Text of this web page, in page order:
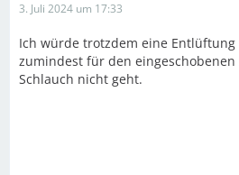
3. Juli 2024 um 17:33
Ich würde trotzdem eine
zumindest für den
Schlauch nicht geht.